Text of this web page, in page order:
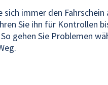
sich immer den
Sie ihn für Kontrollen
gehen Sie Problemen